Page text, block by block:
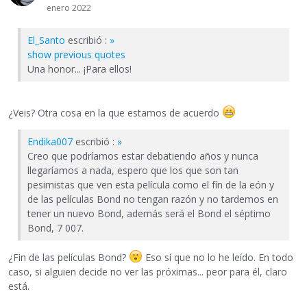
enero 2022
El_Santo escribió : »
show previous quotes
Una honor... ¡Para ellos!
¿Veis? Otra cosa en la que estamos de acuerdo
Endika007 escribió : »
Creo que podríamos estar debatiendo años y nunca
llegaríamos a nada, espero que los que son tan
pesimistas que ven esta película como el fín de la eón y
de las películas Bond no tengan razón y no tardemos en
tener un nuevo Bond, además será el Bond el séptimo
Bond, 7 007.
¿Fin de las películas Bond?
Eso sí que no lo he leído. En todo
caso, si alguien decide no ver las próximas... peor para él, claro
está.